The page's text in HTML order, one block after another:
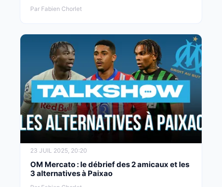
Par Fabien Chorlet
23 JUIL 2025, 20:20
OM Mercato : le débrief des 2 amicaux et les
3 alternatives à Paixao